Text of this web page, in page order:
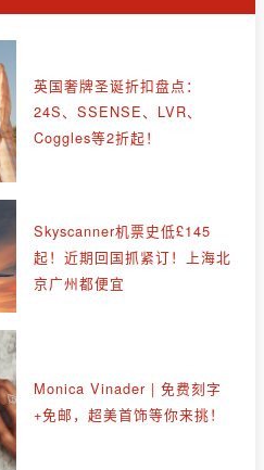
英国奢牌圣诞折扣盘点：
24S、SSENSE、LVR、
Coggles等2折起！
Skyscanner机票史低£145
起！近期回国抓紧订！上海北
京广州都便宜
Monica Vinader | 免费刻字
+免邮，超美首饰等你来挑！